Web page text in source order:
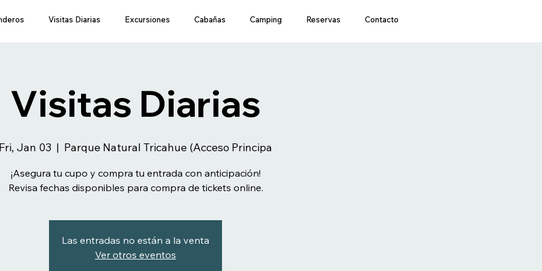
Visitas Diarias Excursiones Cabañas Camping Reservas Contacto
Visitas Diarias
Fri, Jan 03
  |
Parque Natural Tricahue (Acceso Principa
¡Asegura tu cupo y compra tu entrada con anticipación!
Revisa fechas disponibles para compra de tickets online.
Las entradas no están a la venta
Ver otros eventos